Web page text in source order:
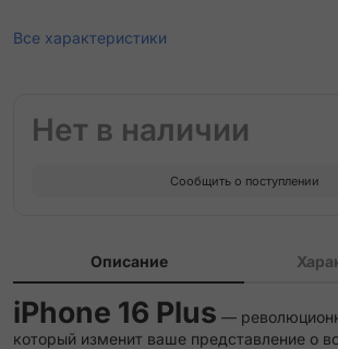
Все характеристики
Нет в наличии
Сообщить о поступлении
Описание
iPhone 16 Plus —
который изменит ваше представление о